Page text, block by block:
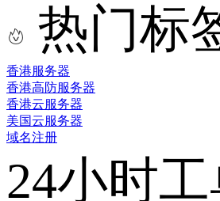
热门标
香港服务器
香港高防服务器
香港云服务器
美国云服务器
域名注册
24小时